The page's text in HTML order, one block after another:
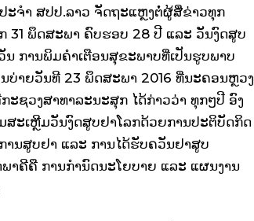
ະຈໍາ ສປປ.ລາວ ຈັດຖະແຫຼງຕໍ່ຜູ້ສື່ຂ່າວທຸກ
31 ພຶດສະພາ ຄົບຮອບ 28 ປີ ແລະ ວັນງົດສູບ
ການພິມຄໍາເຕືອນສຸຂະພາບທີ່ເປັນຮູບພາບ
ບ່າຍວັນທີ 23 ພຶດສະພາ 2016 ທີ່ນະຄອນຫຼວງ
ຊວງສາທາລະນະສຸກ ໄດ້ກ່າວວ່າ ທຸກໆປີ ອົງ
ສະເຫຼີມວັນງົດສູບຢາໂລກດ້ວຍການປະຕິບັດກິດ
ານສູບຢາ ແລະ ການໄດ້ຮັບຄວັນຢາສູບ
າຄີຄື ການກໍານົດນະໂຍບາຍ ແລະ ແຜນງານ